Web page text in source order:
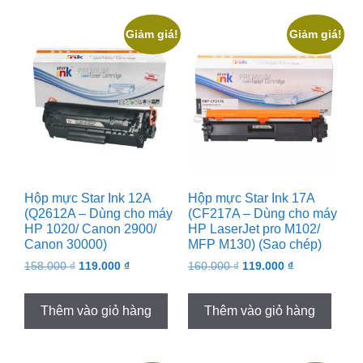
Giảm giá!
Hộp mực Star Ink 12A
(Q2612A – Dùng cho máy
HP 1020/ Canon 2900/
Canon 30000)
158.000₫ Original
158.000 ₫.
119.000 ₫Current
119.000 ₫.
Thêm vào giỏ hàng
Giảm giá!
Hộp mực Star Ink 17A
(CF217A – Dùng cho máy
HP LaserJet pro M102/
MFP M130) (Sao chép)
160.000₫ Original
160.000 ₫.
119.000 ₫Current
119.000 ₫.
Thêm vào giỏ hàng